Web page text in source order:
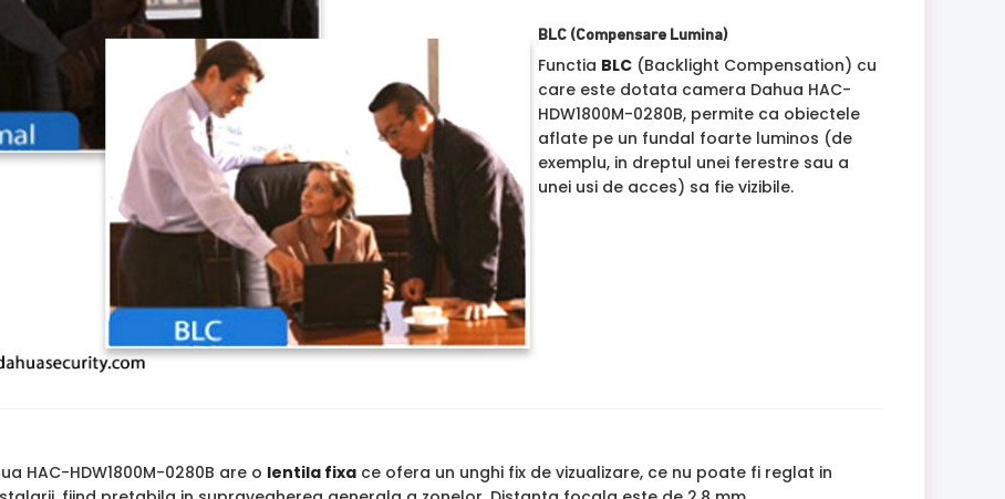
BLC (Compensare Lumina)
Functia BLC(Backlight Compensation) cu
care este dotata camera Dahua HAC-
HDW1800M-0280B, permite ca obiectele
aflate pe un fundal foarte luminos (de
exemplu, in dreptul unei ferestre sau a
unei usi de acces) sa fie vizibile.
HAC-HDW1800M-0280B are o lentila fixa ce ofera un unghi fix de vizualizare, ce nu poate fi reglat in